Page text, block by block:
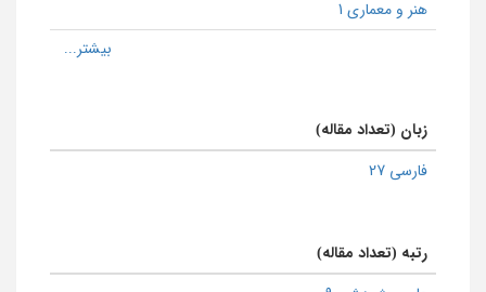
هنر و معماری 1
زبان (تعداد مقاله)
فارسی 27
رتبه (تعداد مقاله)